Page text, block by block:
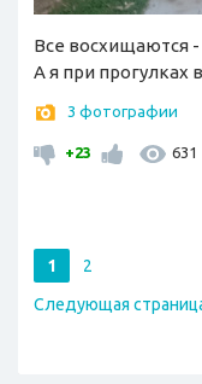
Все восхищаются -
А я при прогулках
3 фотографии
+23 631
1
2
Следующая